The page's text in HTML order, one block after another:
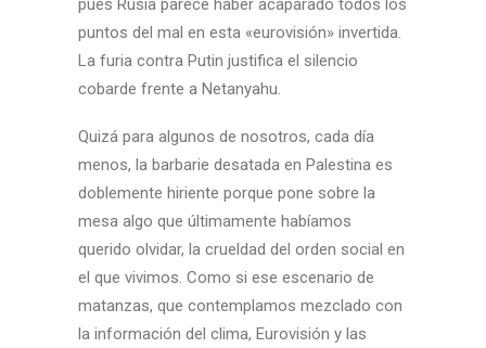
pues Rusia parece haber acaparado todos los
puntos del mal en esta «eurovisión» invertida.
La furia contra Putin justifica el silencio
cobarde frente a Netanyahu.
Quizá para algunos de nosotros, cada día
menos, la barbarie desatada en Palestina es
doblemente hiriente porque pone sobre la
mesa algo que últimamente habíamos
querido olvidar, la crueldad del orden social en
el que vivimos. Como si ese escenario de
matanzas, que contemplamos mezclado con
la información del clima, Eurovisión y las